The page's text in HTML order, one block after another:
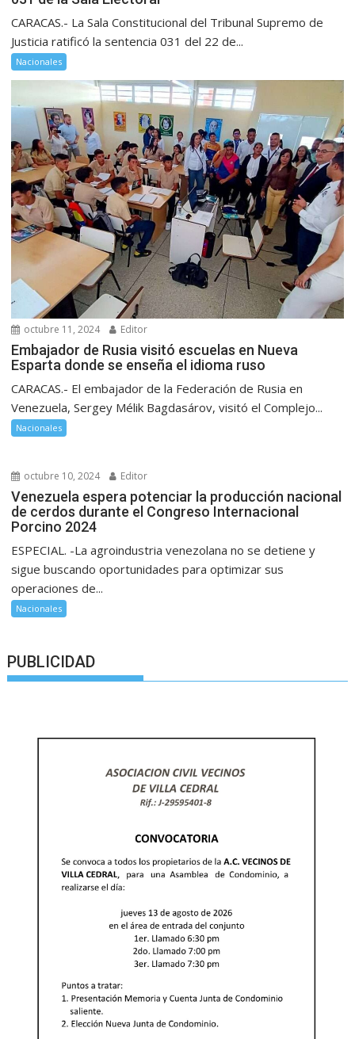
CARACAS.- La Sala Constitucional del Tribunal Supremo de
Justicia ratificó la sentencia 031 del 22 de...
Nacionales
octubre 11, 2024 Editor
Embajador de Rusia visitó escuelas en Nueva
Esparta donde se enseña el idioma ruso
CARACAS.- El embajador de la Federación de Rusia en
Venezuela, Sergey Mélik Bagdasárov, visitó el Complejo...
Nacionales
octubre 10, 2024 Editor
Venezuela espera potenciar la producción nacional
de cerdos durante el Congreso Internacional
Porcino 2024
ESPECIAL. -La agroindustria venezolana no se detiene y
sigue buscando oportunidades para optimizar sus
operaciones de...
Nacionales
PUBLICIDAD